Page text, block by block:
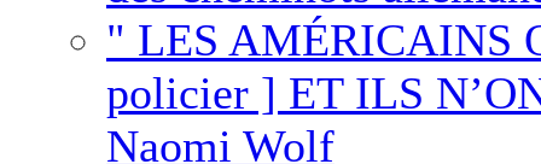
" LES AMÉRICAINS
policier ] ET ILS
Naomi Wolf